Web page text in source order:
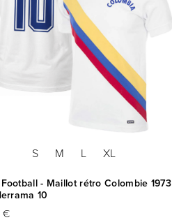
S M L XL
- Maillot rétro Colombie 1973
10
€